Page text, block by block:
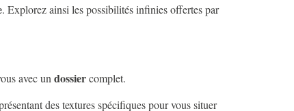
. Explorez ainsi les possibilités infinies offertes par
avec un dossiercomplet.
des textures spécifiques pour vous situer